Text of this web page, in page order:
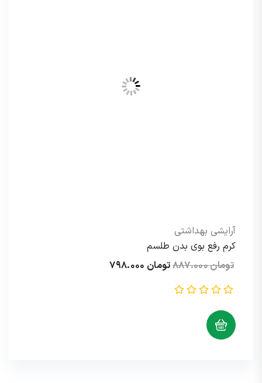
آرایشی بهداشتی
کرم رفع بوی بدن طلسم
تومان۸۸۷.۰۰۰ قیمت
اصلی:
تومان قیمت